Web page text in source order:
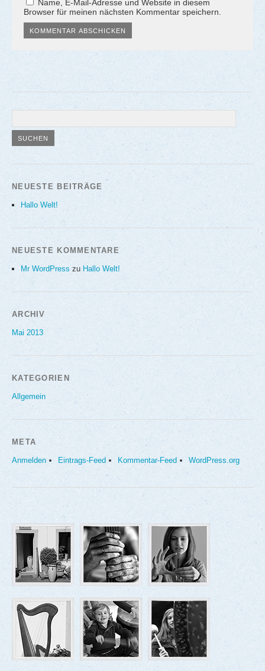
Name, E-Mail-Adresse und Website in diesem
Browser für meinen nächsten Kommentar speichern.
NEUESTE BEITRÄGE
Hallo Welt!
NEUESTE KOMMENTARE
Mr WordPress zu Hallo Welt!
ARCHIV
Mai 2013
KATEGORIEN
Allgemein
META
Anmelden Eintrags-Feed Kommentar-Feed WordPress.org